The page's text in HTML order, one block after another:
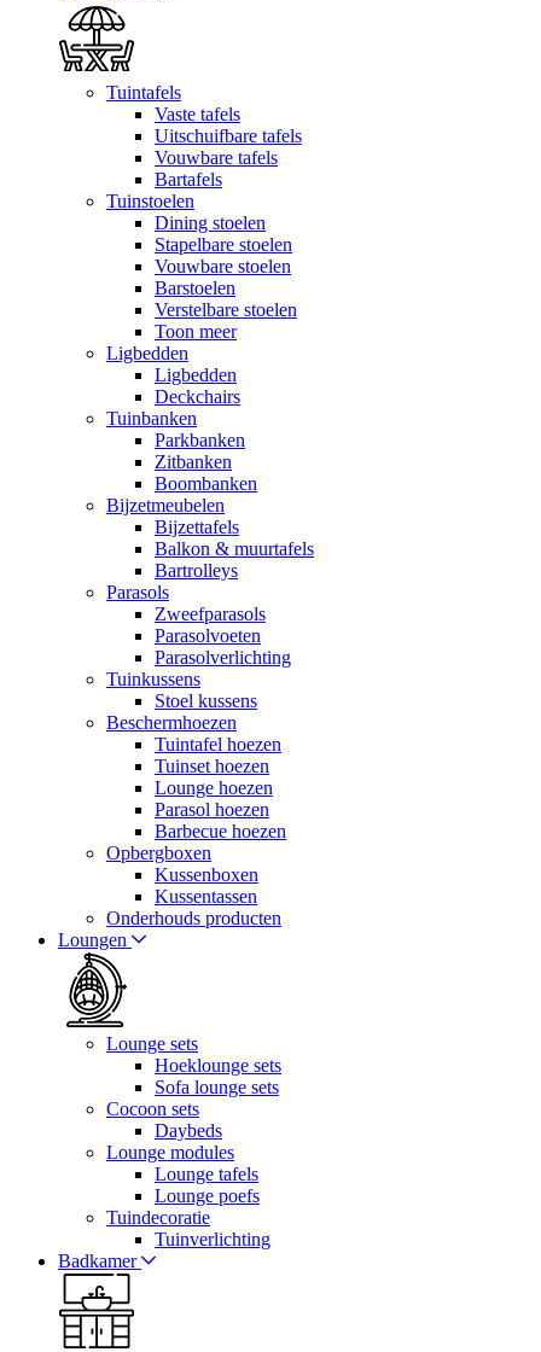
Tuintafels
Vaste tafels
Uitschuifbare tafels
Vouwbare tafels
Bartafels
Tuinstoelen
Dining stoelen
Stapelbare stoelen
Vouwbare stoelen
Barstoelen
Verstelbare stoelen
Toon meer
Ligbedden
Ligbedden
Deckchairs
Tuinbanken
Parkbanken
Zitbanken
Boombanken
Bijzetmeubelen
Bijzettafels
Balkon & muurtafels
Bartrolleys
Parasols
Zweefparasols
Parasolvoeten
Parasolverlichting
Tuinkussens
Stoel kussens
Beschermhoezen
Tuintafel hoezen
Tuinset hoezen
Lounge hoezen
Parasol hoezen
Barbecue hoezen
Opbergboxen
Kussenboxen
Kussentassen
Onderhouds producten
Loungen
Lounge sets
Hoeklounge sets
Sofa lounge sets
Cocoon sets
Daybeds
Lounge modules
Lounge tafels
Lounge poefs
Tuindecoratie
Tuinverlichting
Badkamer